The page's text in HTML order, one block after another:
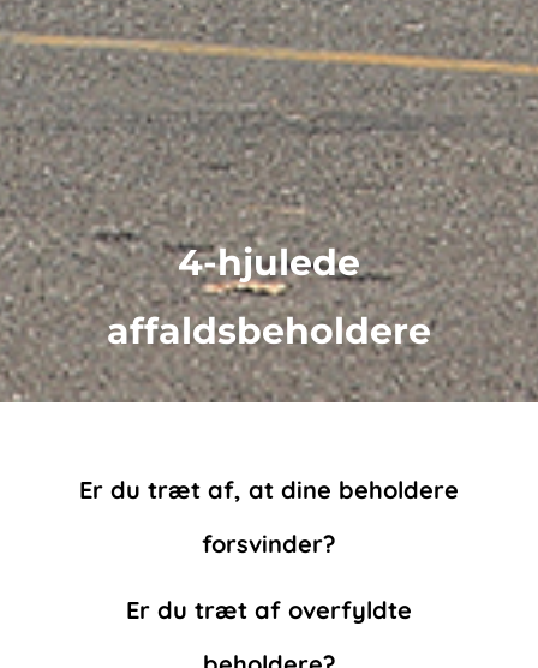
4-hjulede
affaldsbeholdere
Er du træt af, at dine beholdere
forsvinder?
Er du træt af overfyldte